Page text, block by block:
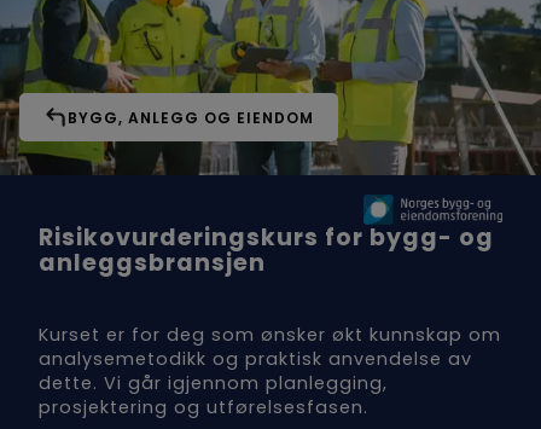
BYGG, ANLEGG OG EIENDOM
Risikovurderingskurs for bygg- og
anleggsbransjen
Kurset er for deg som ønsker økt kunnskap om
analysemetodikk og praktisk anvendelse av
dette. Vi går igjennom planlegging,
prosjektering og utførelsesfasen.